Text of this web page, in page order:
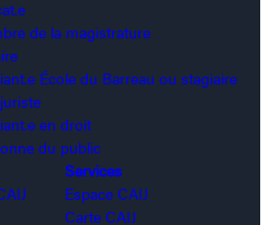
de la magistrature
École du Barreau ou stagiaire
en droit
du public
Services
Espace CAIJ
Carte CAIJ